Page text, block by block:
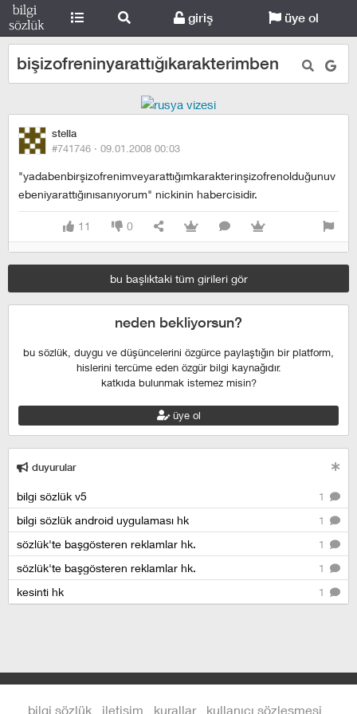
giriş üye ol
bişizofreninyarattığıkarakterimben
stella
#741746 · 09.01.2008 00:03
"yadabenbirşizofrenimveyarattığımkarakterinşizofrenolduğunuv
ebeniyarattığınısanıyorum" nickinin habercisidir.
11 0
bu başlıktaki tüm girileri gör
neden bekliyorsun?
bu sözlük, duygu ve düşüncelerini özgürce paylaştığın bir platform,
hislerini tercüme eden özgür bilgi kaynağıdır.
katkıda bulunmak istemez misin?
üye ol
duyurular
1
bilgi sözlük v5
1
bilgi sözlük android uygulaması hk
1
sözlük'te başgösteren reklamlar hk.
1
sözlük'te başgösteren reklamlar hk.
1
kesinti hk
bilgi sözlük iletişim kurallar kullanıcı sözleşmesi